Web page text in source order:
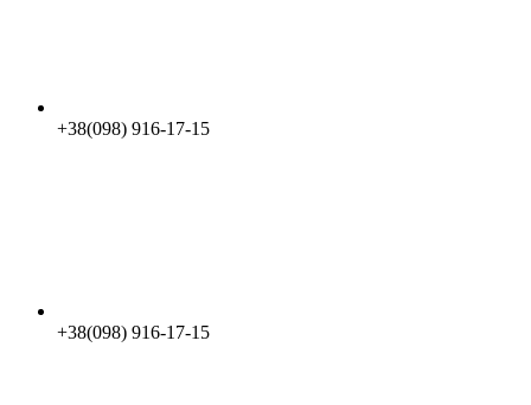
+38(098) 916-17-15
+38(098) 916-17-15